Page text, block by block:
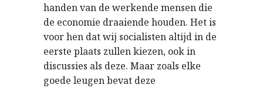
handen van de werkende mensen die
de economie draaiende houden. Het is
voor hen dat wij socialisten altijd in de
eerste plaats zullen kiezen, ook in
discussies als deze. Maar zoals elke
goede leugen bevat deze